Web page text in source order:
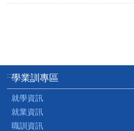
:::學業訓專區
就學資訊
就業資訊
職訓資訊